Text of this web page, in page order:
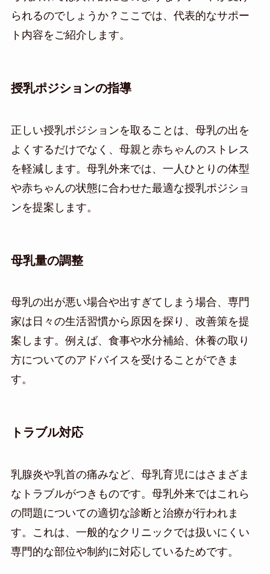
られるのでしょうか？ここでは、代表的なサポー
ト内容をご紹介します。
授乳ポジションの指導
正しい授乳ポジションを取ることは、母乳の出を
よくするだけでなく、母親と赤ちゃんのストレス
を軽減します。母乳外来では、一人ひとりの体型
や赤ちゃんの状態に合わせた最適な授乳ポジショ
ンを提案します。
母乳量の調整
母乳の出が悪い場合や出すぎてしまう場合、専門
家は日々の生活習慣から原因を探り、改善策を提
案します。例えば、食事や水分補給、休養の取り
方についてのアドバイスを受けることができま
す。
トラブル対応
乳腺炎や乳首の痛みなど、母乳育児にはさまざま
なトラブルがつきものです。母乳外来ではこれら
の問題についての適切な診断と治療が行われま
す。これは、一般的なクリニックでは扱いにくい
専門的な部位や制約に対応しているためです。